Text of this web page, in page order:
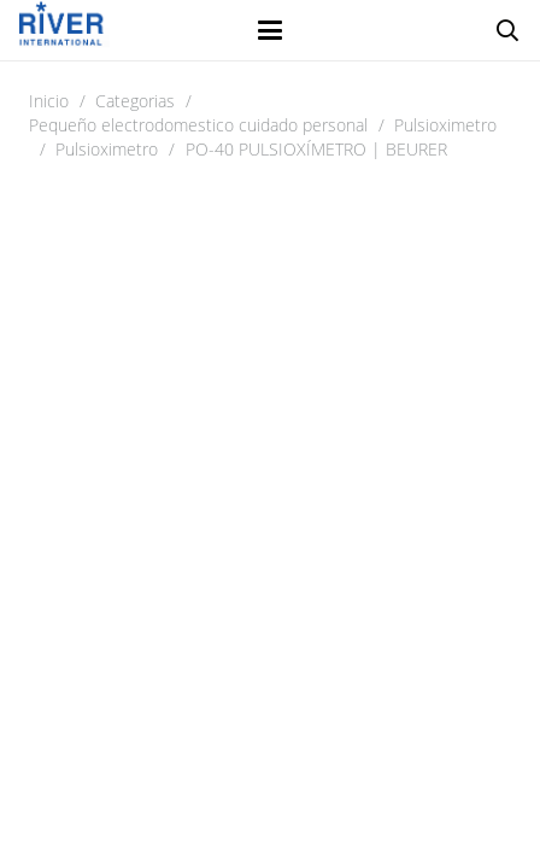
Inicio / Categorias /
Pequeño electrodomestico cuidado personal / Pulsioximetro
/ Pulsioximetro / PO-40 PULSIOXÍMETRO | BEURER